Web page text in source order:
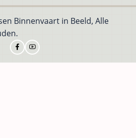
Binnenvaart in Beeld, Alle